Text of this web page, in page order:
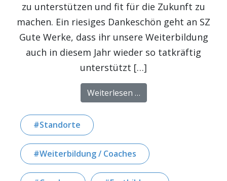
zu unterstützen und fit für die Zukunft zu
machen. Ein riesiges Dankeschön geht an SZ
Gute Werke, dass ihr unsere Weiterbildung
auch in diesem Jahr wieder so tatkräftig
unterstützt […]
Weiterlesen …from Fortbildung zu
Standorte
Weiterbildung / Coaches